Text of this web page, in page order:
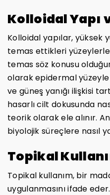
Kolloidal Yapı
Kolloidal yapılar, yüksek
temas ettikleri
temas söz konusu
olarak epidermal yüzeyle
ve güneş yanığı ilişkisi
hasarlı cilt dokusunda
teorik olarak ele alınır.
biyolojik süreçlere nasıl
Topikal
Topikal kullanım, bir
uygulanmasını ifade